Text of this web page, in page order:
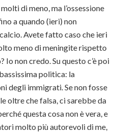
di meno, ma l’ossessione
a quando (ieri) non
Avete fatto caso che ieri
meno di meningite rispetto
Io non credo. Su questo c’è poi
politica: la
degli immigrati. Se non fosse
oltre che falsa, ci sarebbe da
questa cosa non è vera, e
molto più autorevoli di me,